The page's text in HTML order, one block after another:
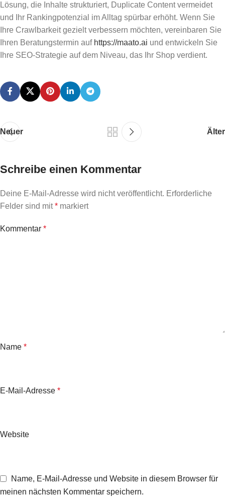
Lösung, die Inhalte strukturiert, Duplicate Content vermeidet
und Ihr Rankingpotenzial im Alltag spürbar erhöht. Wenn Sie
Ihre Crawlbarkeit gezielt verbessern möchten, vereinbaren Sie
Ihren Beratungstermin auf https://maato.ai und entwickeln Sie
Ihre SEO-Strategie auf dem Niveau, das Ihr Shop verdient.
Neuer Älter
Schreibe einen Kommentar
Deine E-Mail-Adresse wird nicht veröffentlicht. Erforderliche
Felder sind mit* markiert
Kommentar *
Name *
E-Mail-Adresse *
Website
Name, E-Mail-Adresse und Website in diesem Browser für
meinen nächsten Kommentar speichern.